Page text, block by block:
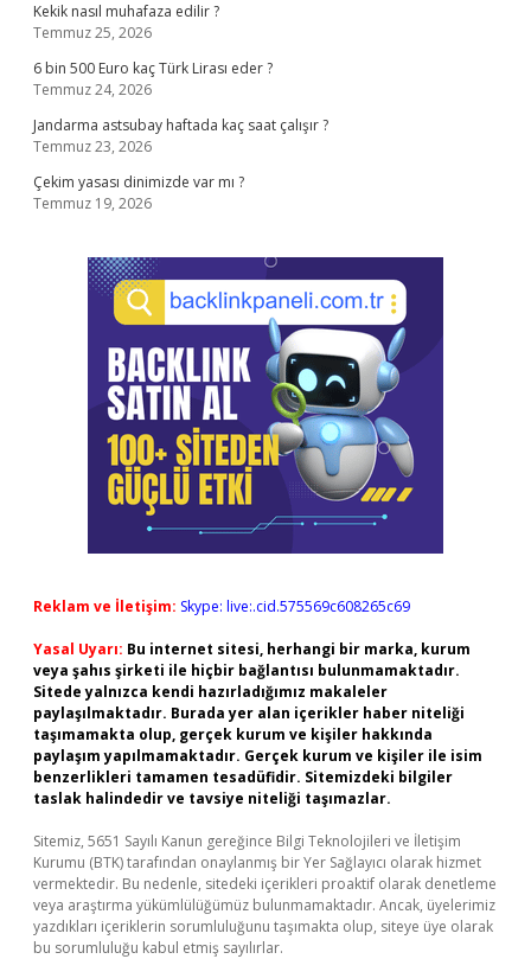
Kekik nasıl muhafaza edilir ?
Temmuz 25, 2026
6 bin 500 Euro kaç Türk Lirası eder ?
Temmuz 24, 2026
Jandarma astsubay haftada kaç saat çalışır ?
Temmuz 23, 2026
Çekim yasası dinimizde var mı ?
Temmuz 19, 2026
Reklam ve İletişim: Skype: live:.cid.575569c608265c69
Yasal Uyarı: Bu internet sitesi, herhangi bir marka, kurum
veya şahıs şirketi ile hiçbir bağlantısı bulunmamaktadır.
Sitede yalnızca kendi hazırladığımız makaleler
paylaşılmaktadır. Burada yer alan içerikler haber niteliği
taşımamakta olup, gerçek kurum ve kişiler hakkında
paylaşım yapılmamaktadır. Gerçek kurum ve kişiler ile isim
benzerlikleri tamamen tesadüfidir. Sitemizdeki bilgiler
taslak halindedir ve tavsiye niteliği taşımazlar.
Sitemiz, 5651 Sayılı Kanun gereğince Bilgi Teknolojileri ve İletişim
Kurumu (BTK) tarafından onaylanmış bir Yer Sağlayıcı olarak hizmet
vermektedir. Bu nedenle, sitedeki içerikleri proaktif olarak denetleme
veya araştırma yükümlülüğümüz bulunmamaktadır. Ancak, üyelerimiz
yazdıkları içeriklerin sorumluluğunu taşımakta olup, siteye üye olarak
bu sorumluluğu kabul etmiş sayılırlar.